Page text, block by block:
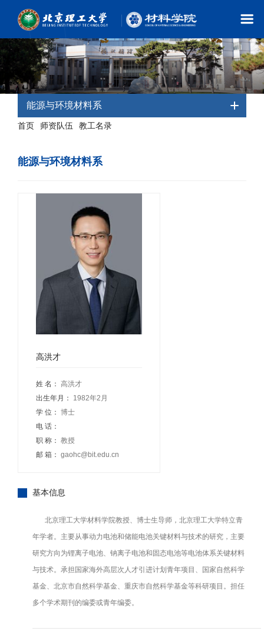
能源与环境材料系
首页 师资队伍 教工名录
能源与环境材料系
高洪才
姓 名： 高洪才
出生年月：
1982年2月
学 位： 博士
电 话：
职 称： 教授
邮 箱： gaohc@bit.edu.cn
基本信息
北京理工大学材料学院教授、博士生导师，北京理工大学特立青
年学者。主要从事动力电池和储能电池关键材料与技术的研究，主要
研究方向为锂离子电池、钠离子电池和固态电池等电池体系关键材料
与技术。承担国家海外高层次人才引进计划青年项目、国家自然科学
基金、北京市自然科学基金、重庆市自然科学基金等科研项目。担任
多个学术期刊的编委或青年编委。